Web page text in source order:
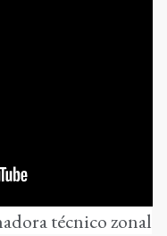
técnico zonal